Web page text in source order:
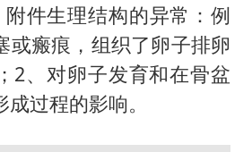
件生理结构的异常：例
或瘢痕，组织了卵子排卵
2、对卵子发育和在骨盆
过程的影响。